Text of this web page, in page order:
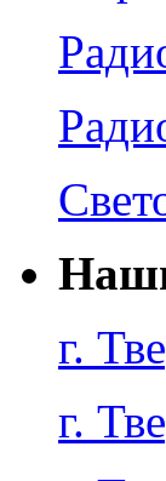
г.
г.